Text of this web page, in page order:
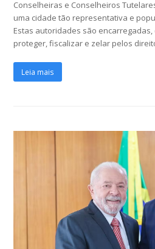
Conselheiras e Conselheiros
uma cidade tão representativa e
Estas autoridades são
proteger, fiscalizar e zelar pelos
Leia mais